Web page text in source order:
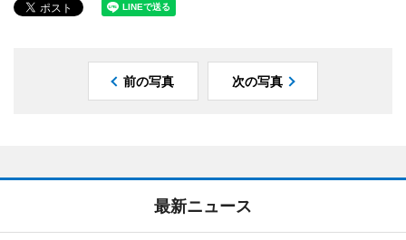
前の写真 次の写真
最新ニュース